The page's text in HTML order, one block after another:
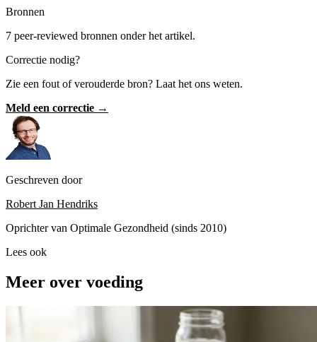
Bronnen
7 peer-reviewed bronnen onder het artikel.
Correctie nodig?
Zie een fout of verouderde bron? Laat het ons weten.
Meld een correctie →
Geschreven door
Robert Jan Hendriks
Oprichter van Optimale Gezondheid (sinds 2010)
Lees ook
Meer over voeding